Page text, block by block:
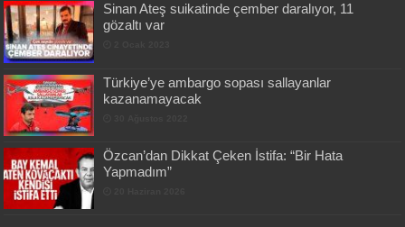
Sinan Ateş suikatinde çember daralıyor, 11
gözaltı var
Türkiye’ye ambargo sopası sallayanlar
kazanamayacak
Özcan’dan Dikkat Çeken İstifa: “Bir Hata
Yapmadım”